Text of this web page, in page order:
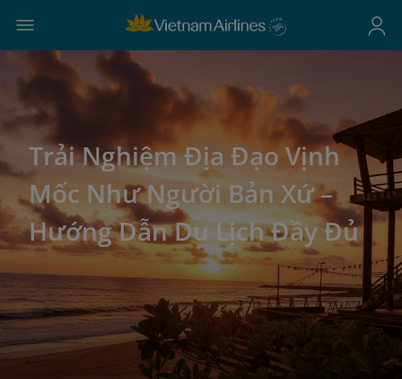
Trải Nghiệm Địa Đạo Vịnh
Mốc Như Người Bản Xứ –
Hướng Dẫn Du Lịch Đầy Đủ